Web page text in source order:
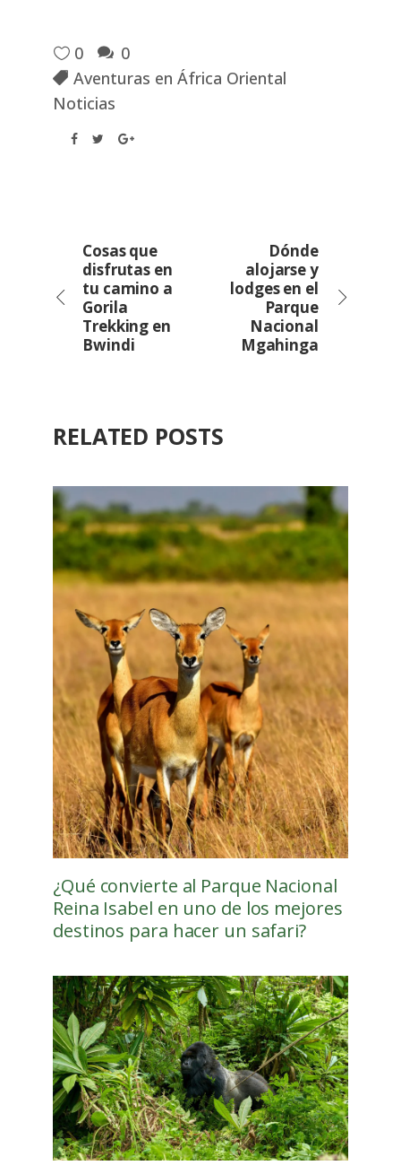
0
0
Aventuras en África Oriental
Noticias
Cosas que
disfrutas en
tu camino a
Gorila
Trekking en
Bwindi
Dónde
alojarse y
lodges en el
Parque
Nacional
Mgahinga
RELATED POSTS
¿Qué convierte al Parque Nacional
Reina Isabel en uno de los mejores
destinos para hacer un safari?